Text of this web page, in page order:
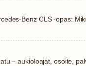
Benz CLS -opas:
– aukioloajat, osoite,